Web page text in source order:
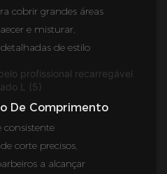
cobrir grandes áreas
e misturar,
de estilo
De Comprimento
consistente
corte precisos,
a alcançar